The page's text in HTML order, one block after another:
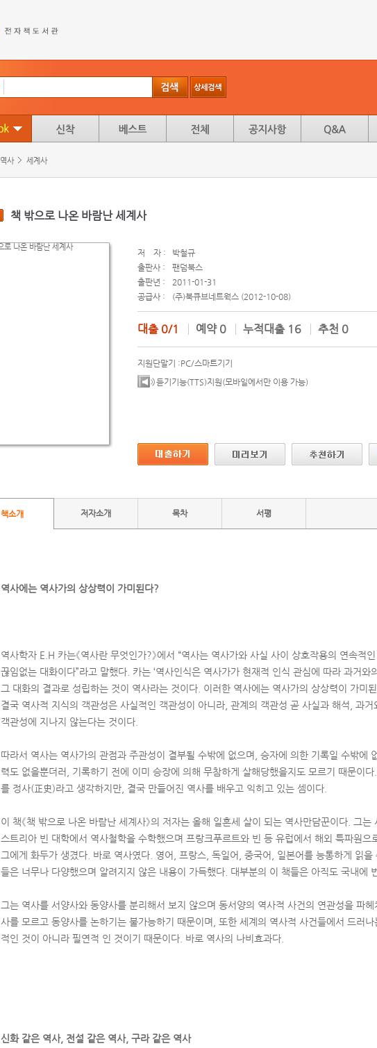
역사 세계사
책 밖으로 나온 바람난 세계사
저 자 :
박철규
출판사 :
팬덤북스
출판년 :
2011-01-31
공급사 :
(주)북큐브네트웍스 (2012-10-08)
대출 0/1 예약 0 누적대출 16 추천 0
지원단말기 :PC/스마트기기
듣기기능(TTS)지원(모바일에서만 이용 가능)
책소개 저자소개 목차 서평
역사에는 역사가의 상상력이 가미된다?
역사학자 E.H 카는《역사란 무엇인가?》에서 “역사는 역사가와 사실 사이 상호작용의 연속적
끊임없는 대화이다”라고 말했다. 카는 ‘역사인식은 역사가가 현재적 인식 관심에 따라 과거와
그 대화의 결과로 성립하는 것이 역사라는 것이다. 이러한 역사에는 역사가의 상상력이 가미된
결국 역사적 지식의 객관성은 사실적인 객관성이 아니라, 관계의 객관성 곧 사실과 해석, 과거
객관성에 지나지 않는다는 것이다.
따라서 역사는 역사가의 관점과 주관성이 결부될 수밖에 없으며, 승자에 의한 기록일 수밖에
력도 없을뿐더러, 기록하기 전에 이미 승장에 의해 무참하게 살해당했을지도 모르기 때문이
를 정사(正史)라고 생각하지만, 결국 만들어진 역사를 배우고 익히고 있는 셈이다.
이 책《책 밖으로 나온 바람난 세계사》의 저자는 올해 일흔세 살이 되는 역사만담꾼이다. 그는
스트리아 빈 대학에서 역사철학을 수학했으며 프랑크푸르트와 빈 등 유럽에서 해외 특파원으
그에게 화두가 생겼다. 바로 역사였다. 영어, 프랑스, 독일어, 중국어, 일본어를 능통하게 읽
들은 너무나 다양했으며 알려지지 않은 내용이 가득했다. 대부분의 이 책들은 아직도 국내에
그는 역사를 서양사와 동양사를 분리해서 보지 않으며 동서양의 역사적 사건의 연관성을 파
사를 모르고 동양사를 논하기는 불가능하기 때문이며, 또한 세계의 역사적 사건들에서 드러
적인 것이 아니라 필연적 인 것이기 때문이다. 바로 역사의 나비효과다.
신화 같은 역사, 전설 같은 역사, 구라 같은 역사